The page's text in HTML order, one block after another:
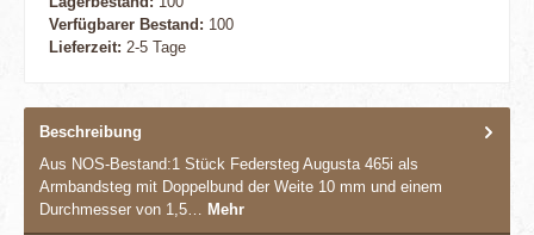
Verfügbarer Bestand: 100
Lieferzeit: 2-5 Tage
Beschreibung
Aus NOS-Bestand:1 Stück Federsteg Augusta 465i als
Armbandsteg mit Doppelbund der Weite 10 mm und einem
Durchmesser von 1,5… Mehr